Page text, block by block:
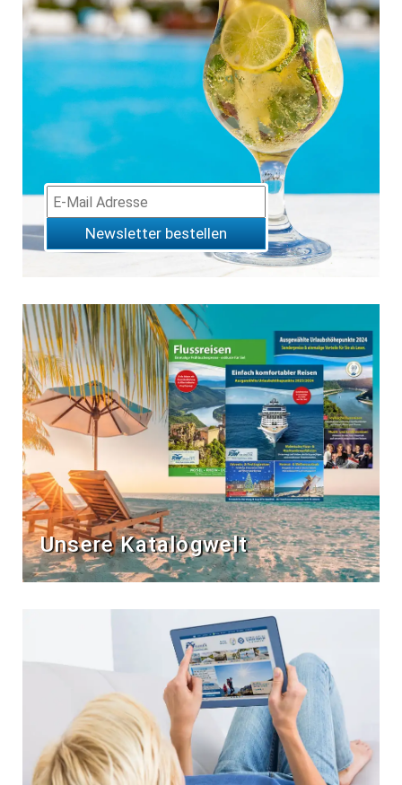
Newsletter bestellen
Unsere Katalogwelt